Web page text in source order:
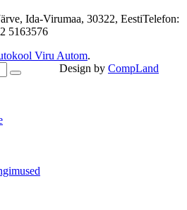
Ida-Virumaa, 30322, EestiTelefon:
5163576
Viru Autom.
Design by CompLand